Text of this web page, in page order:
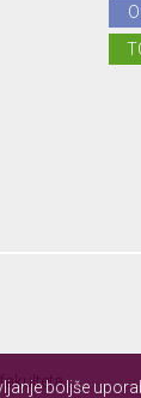
boljše